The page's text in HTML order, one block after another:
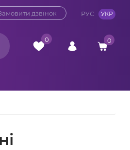
33 10 32дзвінок РУС УКР
0 0